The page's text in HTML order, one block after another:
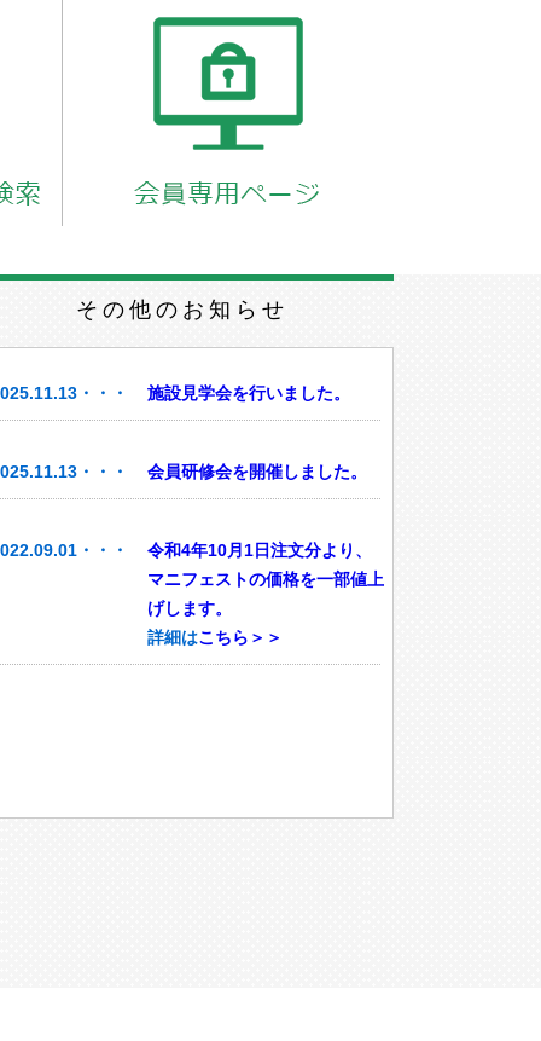
その他のお知らせ
・・・ 施設見学会を行いました。
・・・ 会員研修会を開催しました。
・・・
令和4年10月1日注文分より、
マニフェストの価格を一部値上
げします。
詳細はこちら＞＞